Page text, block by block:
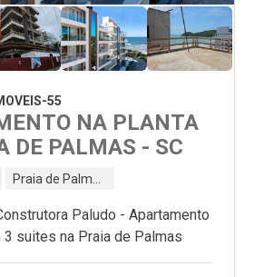
55
NA PLANTA
DE PALMAS - SC
Paludo - Apartamento
suites na Praia de Palmas